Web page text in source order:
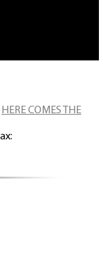
HERE COMES THE